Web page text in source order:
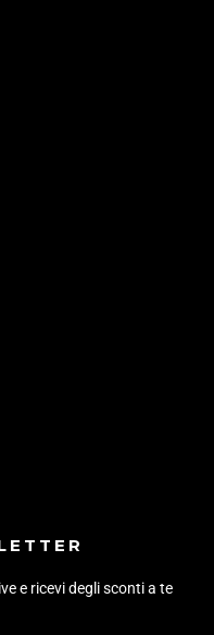
e ricevi degli sconti a te